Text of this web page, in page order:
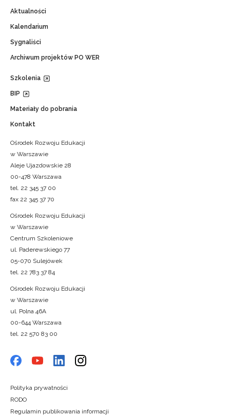
Aktualności
Kalendarium
Sygnaliści
Archiwum projektów PO WER
Szkolenia
BIP
Materiały do pobrania
Kontakt
Ośrodek Rozwoju Edukacji
w Warszawie
Aleje Ujazdowskie 28
00-478 Warszawa
tel. 22 345 37 00
fax 22 345 37 70
Ośrodek Rozwoju Edukacji
w Warszawie
Centrum Szkoleniowe
ul. Paderewskiego 77
05-070 Sulejówek
tel. 22 783 37 84
Ośrodek Rozwoju Edukacji
w Warszawie
ul. Polna 46A
00-644 Warszawa
tel. 22 570 83 00
Polityka prywatności
RODO
Regulamin publikowania informacji